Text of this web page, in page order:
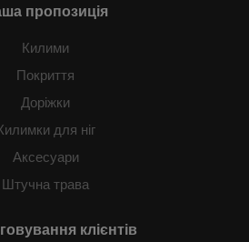
пропозиція
Килими
Покриття
Доріжки
для ніг
Аксесуари
Штучна трава
клієнтів